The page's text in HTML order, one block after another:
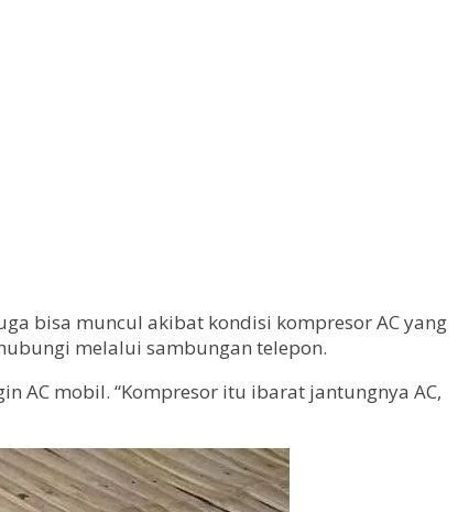
bisa muncul akibat kondisi kompresor AC yang
melalui sambungan telepon.
AC mobil. “Kompresor itu ibarat jantungnya AC,